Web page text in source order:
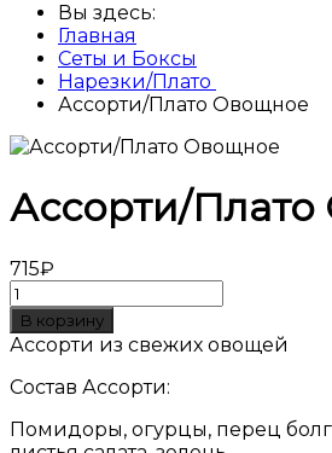
Вы здесь:
Главная
Сеты и Боксы
Нарезки/Плато
Ассорти/Плато Овощное
Ассорти/
715₽
Ассорти из свежих овощей
Состав Ассорти:
Помидоры, огурцы, перец